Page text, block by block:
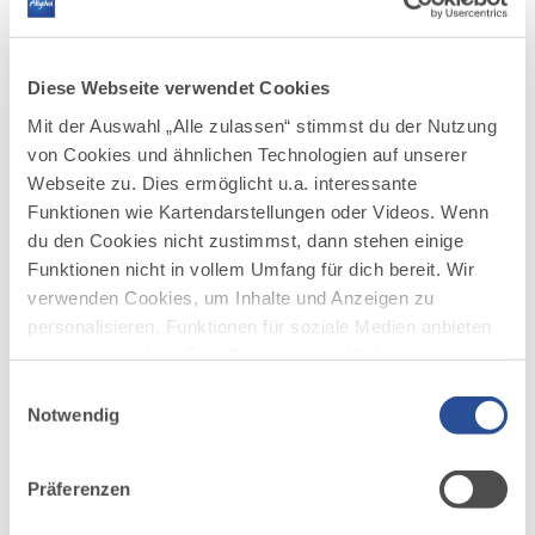
Diese Webseite verwendet Cookies
Mit der Auswahl „Alle zulassen“ stimmst du der Nutzung
von Cookies und ähnlichen Technologien auf unserer
Webseite zu. Dies ermöglicht u.a. interessante
Funktionen wie Kartendarstellungen oder Videos. Wenn
du den Cookies nicht zustimmst, dann stehen einige
Funktionen nicht in vollem Umfang für dich bereit. Wir
verwenden Cookies, um Inhalte und Anzeigen zu
personalisieren, Funktionen für soziale Medien anbieten
deiner Verwendung unserer Website an unsere Partner
möglicherweise mit weiteren Daten zusammen, die du
Notwendig
Präferenzen
bekanntesten Ausflugszielen im Allgäu.
Feuerwehren und dem THW aus Deutschland
und den angrenzenden Nachbarländern
stellen sich in voller Montur der
Herausforderung.
Familiäre Stimmung: Kinder, Familien und
Urlauber sind zum Anfeuern eingeladen.
Zuschauen oder Mitmachen – beides lohnt
sich
interessierte Einsatzkräfte noch freie
Save the Date